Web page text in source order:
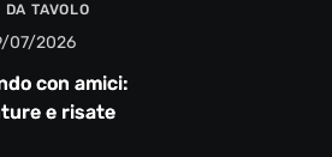
TAVOLO
07/2026
con amici:
e risate